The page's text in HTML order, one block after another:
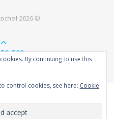
2026 ©
TO TOP
By continuing to use this
control cookies, see here: Cookie